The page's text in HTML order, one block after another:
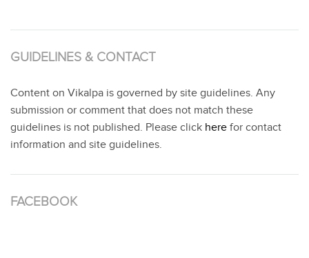
GUIDELINES & CONTACT
Content on Vikalpa is governed by site guidelines. Any
submission or comment that does not match these
guidelines is not published. Please click here for contact
information and site guidelines.
FACEBOOK